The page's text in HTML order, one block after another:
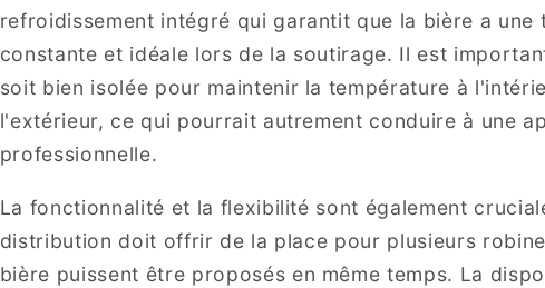
refroidissement intégré qui garantit que la bière a une
constante et idéale lors de la soutirage. Il est
soit bien isolée pour maintenir la température à
l'extérieur, ce qui pourrait autrement conduire à une
professionnelle.
La fonctionnalité et la flexibilité sont également
distribution doit offrir de la place pour plusieurs
bière puissent être proposés en même temps. La